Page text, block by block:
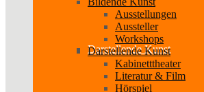
Darstellende Kunst
Ausstellungen
Aussteller
Workshops
Darstellende Kunst
Kabinetttheater
Literatur & Film
Hörspiel